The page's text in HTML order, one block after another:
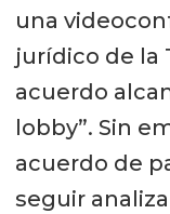
una
jurídico de la
acuerdo
lobby”. Sin
acuerdo de
seguir